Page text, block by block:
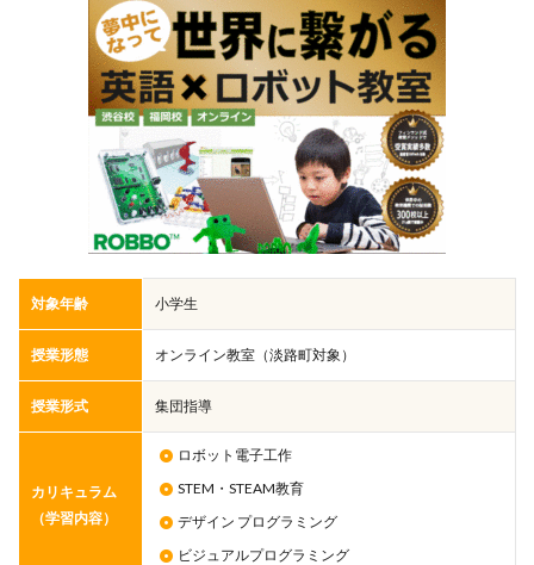
対象年齢 小学生
授業形態 オンライン教室（淡路町対象）
授業形式 集団指導
カリキュラム
（学習内容）
ロボット電子工作
STEM・STEAM教育
デザイン プログラミング
ビジュアルプログラミング